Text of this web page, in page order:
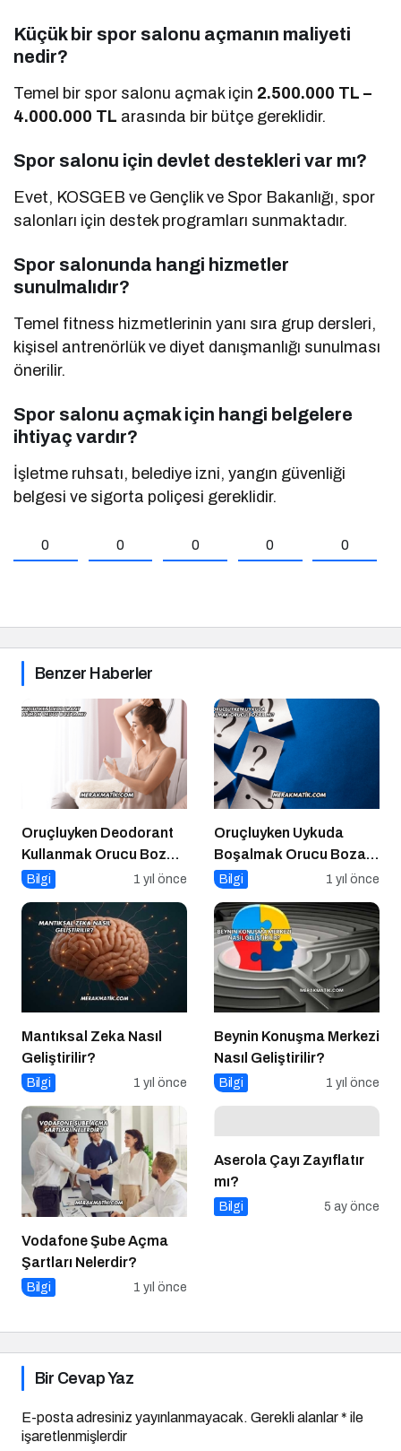
Küçük bir spor salonu açmanın maliyeti
nedir?
Temel bir spor salonu açmak için 2.500.000 TL –
4.000.000 TL arasında bir bütçe gereklidir.
Spor salonu için devlet destekleri var mı?
Evet, KOSGEB ve Gençlik ve Spor Bakanlığı, spor
salonları için destek programları sunmaktadır.
Spor salonunda hangi hizmetler
sunulmalıdır?
Temel fitness hizmetlerinin yanı sıra grup dersleri,
kişisel antrenörlük ve diyet danışmanlığı sunulması
önerilir.
Spor salonu açmak için hangi belgelere
ihtiyaç vardır?
İşletme ruhsatı, belediye izni, yangın güvenliği
belgesi ve sigorta poliçesi gereklidir.
0 0 0 0 0
Benzer Haberler
Oruçluyken Deodorant
Kullanmak Orucu Bozar
mı?
Bilgi 1 yıl önce
Oruçluyken Uykuda
Boşalmak Orucu Bozar
mı?
Bilgi 1 yıl önce
Mantıksal Zeka Nasıl
Geliştirilir?
Bilgi 1 yıl önce
Beynin Konuşma Merkezi
Nasıl Geliştirilir?
Bilgi 1 yıl önce
Vodafone Şube Açma
Şartları Nelerdir?
Bilgi 1 yıl önce
Aserola Çayı Zayıflatır
mı?
Bilgi 5 ay önce
Bir Cevap Yaz
E-posta adresiniz yayınlanmayacak. Gerekli alanlar* ile
işaretlenmişlerdir